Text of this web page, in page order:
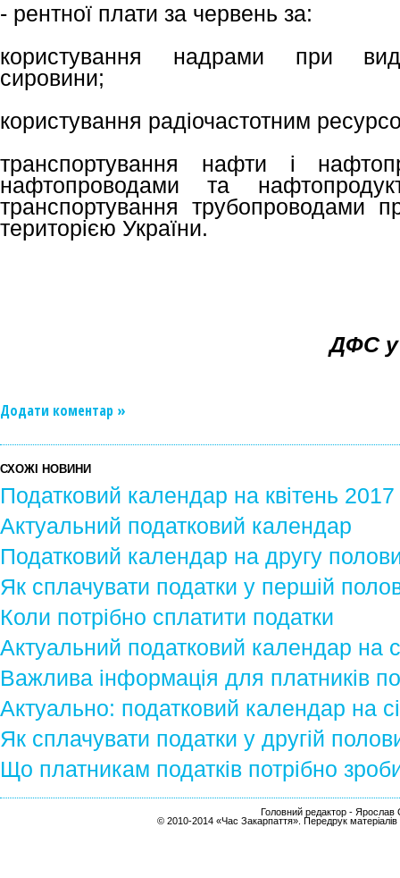
- рентної плати за червень за:
користування надрами при
сировини;
користування радіочастотним
транспортування нафти і
нафтопроводами та
транспортування трубопроводами
територією України.
ДФС у
Додати коментар »
СХОЖІ НОВИНИ
Податковий календар на квітень 2017
Актуальний податковий календар
Податковий календар на другу
Як сплачувати податки у першій
Коли потрібно сплатити податки
Актуальний податковий календар на
Важлива інформація для платників
Актуально: податковий календар на
Як сплачувати податки у другій
Що платникам податків потрібно
Головний редактор - Ярослав
© 2010-2014 «Час Закарпаття». Передрук